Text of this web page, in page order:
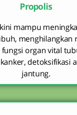
Propolis
mampu
menghilangkan
fungsi organ vital
detoksifikasi
jantung.